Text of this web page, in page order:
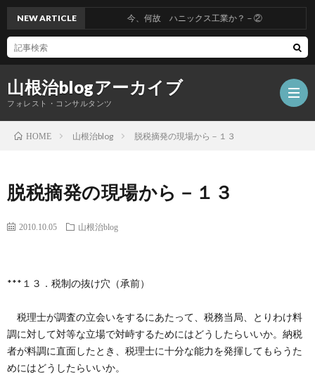
山根治blogアーカイブ
フォレスト・コンサルタンツ
創
る
治
社
NEW ARTICLE 今、何故 ハニックス工業か？－②
HOME 山根治blog 脱税摘発の現場から－１３
脱税摘発の現場から－１３
2010.10.05 山根治blog
***１３．税制の抜け穴（承前）
税理士が調査の立会いをするにあたって、税務当局、とりわけ料
調に対して対等な立場で対峙するためにはどうしたらいいか。納税
者が料調に直面したとき、税理士に十分な能力を発揮してもらうた
めにはどうしたらいいか。